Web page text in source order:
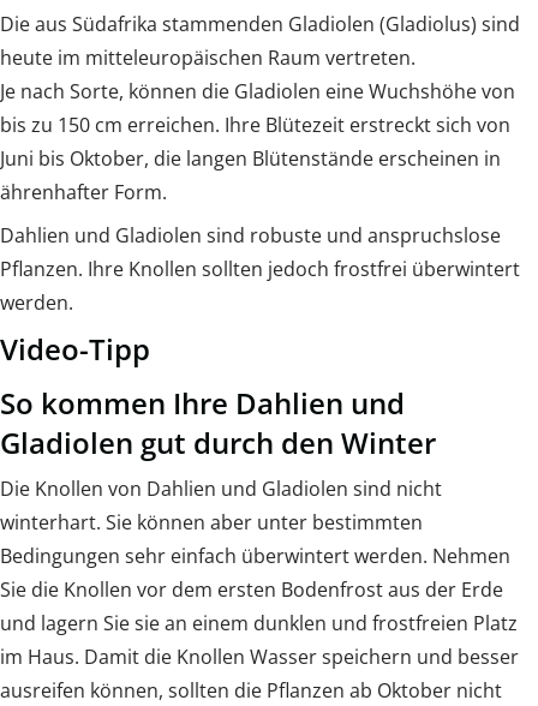
Die aus Südafrika stammenden Gladiolen (Gladiolus) sind
heute im mitteleuropäischen Raum vertreten.
Je nach Sorte, können die Gladiolen eine Wuchshöhe von
bis zu 150 cm erreichen. Ihre Blütezeit erstreckt sich von
Juni bis Oktober, die langen Blütenstände erscheinen in
ährenhafter Form.
Dahlien und Gladiolen sind robuste und anspruchslose
Pflanzen. Ihre Knollen sollten jedoch frostfrei überwintert
werden.
Video-Tipp
So kommen Ihre Dahlien und
Gladiolen gut durch den Winter
Die Knollen von Dahlien und Gladiolen sind nicht
winterhart. Sie können aber unter bestimmten
Bedingungen sehr einfach überwintert werden. Nehmen
Sie die Knollen vor dem ersten Bodenfrost aus der Erde
und lagern Sie sie an einem dunklen und frostfreien Platz
im Haus. Damit die Knollen Wasser speichern und besser
ausreifen können, sollten die Pflanzen ab Oktober nicht